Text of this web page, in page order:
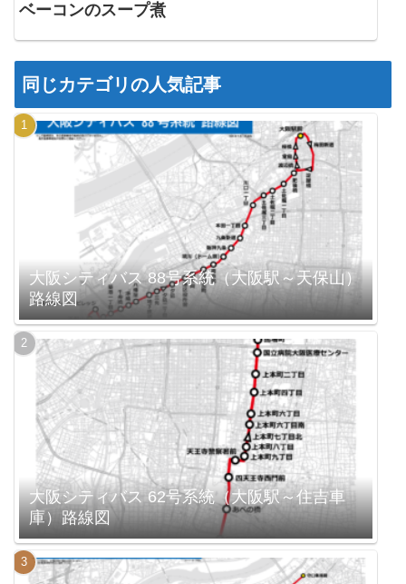
ベーコンのスープ煮
同じカテゴリの人気記事
大阪シティバス 88号系統（大阪駅～天保山）
路線図
大阪シティバス 62号系統（大阪駅～住吉車
庫）路線図